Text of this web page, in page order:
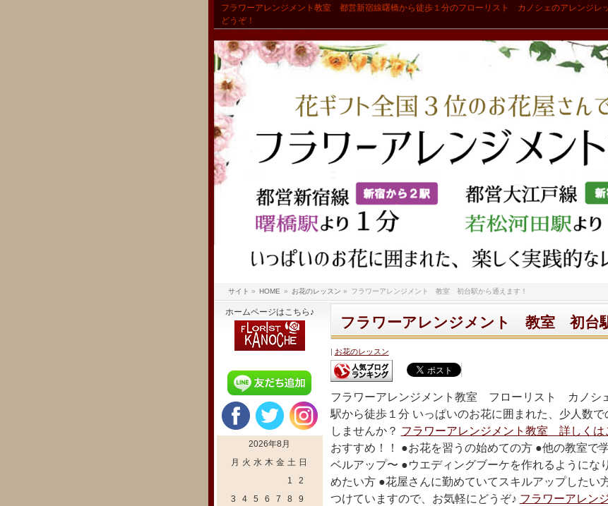
フラワーアレンジメント教室 都営新宿線曙橋から徒歩１分のフローリスト カノシェのアレンジレ
どうぞ！
サイト » HOME » お花のレッスン » フラワーアレンジメント 教室 初台駅から通えます！
フラワーアレンジメント 教室 初台
お花のレッスン
フラワーアレンジメント教室 フローリスト カノシ
駅から徒歩１分 いっぱいのお花に囲まれた、少人数
しませんか？ フラワーアレンジメント教室 詳しくは
おすすめ！！ ●お花を習うの始めての方 ●他の教室で
ベルアップ〜 ●ウエディングブーケを作れるようにな
めたい方 ●花屋さんに勤めていてスキルアップしたい
つけていますので、お気軽にどうぞ♪ フラワーアレン
ホームページはこちら♪
2026年8月
月 火 水 木 金 土 日
1
2
3
4 5 6 7 8
9